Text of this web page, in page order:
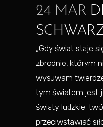
24 MAR
„Gdy świat staje
zbrodnie, którym
wysuwam
tym światem jest
światy ludzkie,
przeciwstawiać